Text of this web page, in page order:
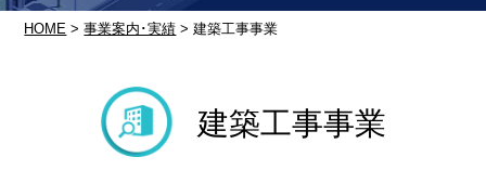
HOME >事業案内･実績 > 建築工事事業
建築工事事業